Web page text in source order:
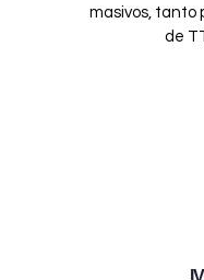
masivos, tanto
de